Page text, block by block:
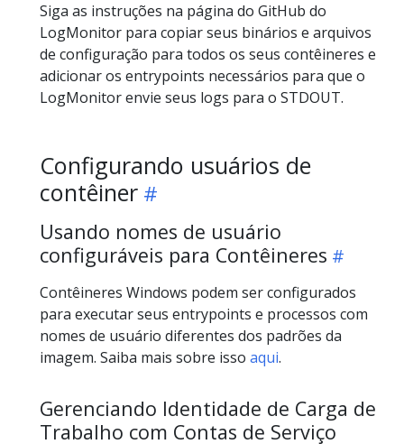
Siga as instruções na página do GitHub do
LogMonitor para copiar seus binários e arquivos
de configuração para todos os seus contêineres e
adicionar os entrypoints necessários para que o
LogMonitor envie seus logs para o STDOUT.
Configurando usuários de
contêiner
Usando nomes de usuário
configuráveis para Contêineres
Contêineres Windows podem ser configurados
para executar seus entrypoints e processos com
nomes de usuário diferentes dos padrões da
imagem. Saiba mais sobre isso aqui.
Gerenciando Identidade de Carga de
Trabalho com Contas de Serviço